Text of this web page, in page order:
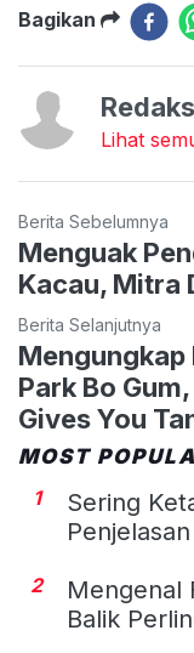
Bagikan
Lihat
Berita Sebelumnya
Menguak
Kacau, Mitra
Berita Selanjutnya
Mengungkap
Park Bo
Gives You
MOST
1
Sering
2
Mengenal
Balik